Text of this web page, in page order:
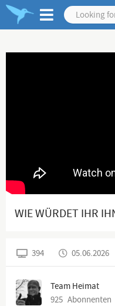
WIE WÜRDET IHR
394 05.06.2026
Team Heimat
925 Abonnenten